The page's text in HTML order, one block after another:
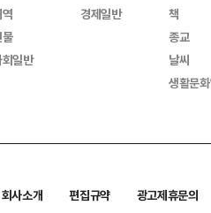
일반
경제일반
책
종교
날씨
생활문
회사소개 편집규약
광고제휴문의